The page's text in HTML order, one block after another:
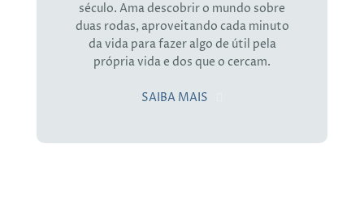
século. Ama descobrir o mundo sobre
duas rodas, aproveitando cada minuto
da vida para fazer algo de útil pela
própria vida e dos que o cercam.
SAIBA MAIS